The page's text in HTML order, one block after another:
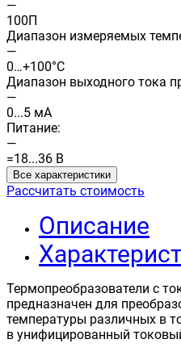
—
100П
Диапазон измеряемых
—
0…+100°C
Диапазон выходного тока
—
0...5 мА
Питание:
—
=18...36 В
Все характеристики
Рассчитать стоимость
Описание
Термопреобразователи с
предназначен для
температуры различных в
в унифицированный